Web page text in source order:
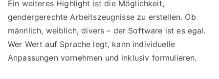
Ein weiteres Highlight ist die Möglichkeit,
gendergerechte Arbeitszeugnisse zu erstellen. Ob
männlich, weiblich, divers – der Software ist es egal.
Wer Wert auf Sprache legt, kann individuelle
Anpassungen vornehmen und inklusiv formulieren.